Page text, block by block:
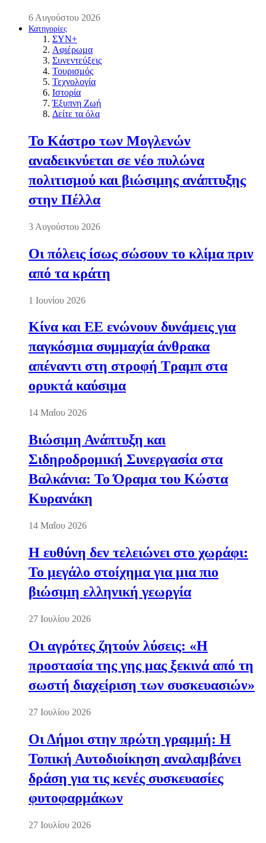
6 Αυγούστου 2026
Κατηγορίες
ΣΥΝ+
Αφιέρωμα
Συνεντεύξεις
Τουρισμός
Τεχνολογία
Ιστορία
Έξυπνη Ζωή
Δείτε τα όλα
Το Κάστρο των Μογλενών
αναδεικνύεται σε νέο πυλώνα
πολιτισμού και βιώσιμης ανάπτυξης
στην Πέλλα
3 Αυγούστου 2026
Οι πόλεις ίσως σώσουν το κλίμα πριν
από τα κράτη
1 Ιουνίου 2026
Κίνα και ΕΕ ενώνουν δυνάμεις για
παγκόσμια συμμαχία άνθρακα
απέναντι στη στροφή Τραμπ στα
ορυκτά καύσιμα
14 Μαΐου 2026
Βιώσιμη Ανάπτυξη και
Σιδηροδρομική Συνεργασία στα
Βαλκάνια: Το Όραμα του Κώστα
Κυρανάκη
14 Μαΐου 2026
Η ευθύνη δεν τελειώνει στο χωράφι:
Το μεγάλο στοίχημα για μια πιο
βιώσιμη ελληνική γεωργία
27 Ιουλίου 2026
Οι αγρότες ζητούν λύσεις: «Η
προστασία της γης μας ξεκινά από τη
σωστή διαχείριση των συσκευασιών»
27 Ιουλίου 2026
Οι Δήμοι στην πρώτη γραμμή: Η
Τοπική Αυτοδιοίκηση αναλαμβάνει
δράση για τις κενές συσκευασίες
φυτοφαρμάκων
27 Ιουλίου 2026